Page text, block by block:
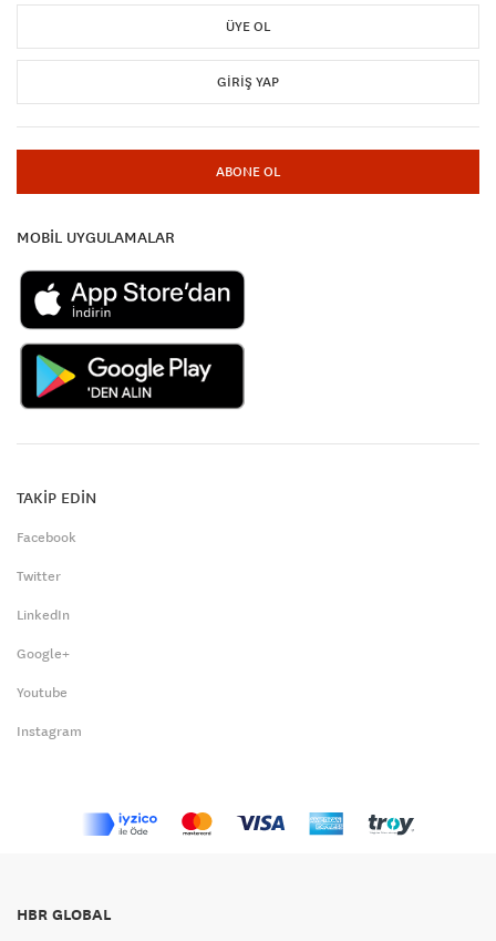
ÜYE OL
GIRIŞ YAP
ABONE OL
MOBİL UYGULAMALAR
TAKİP EDİN
Facebook
Twitter
LinkedIn
Google+
Youtube
Instagram
HBR GLOBAL